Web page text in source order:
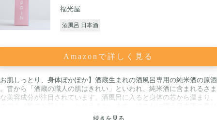
福光屋
酒風呂 日本酒
Amazonで詳しく見る
お肌しっとり、身体ぽかぽか】酒蔵生まれの酒風呂専用の純米酒の原
昔から「酒蔵の職人の肌はきれい」といわれ、純米酒に含まれるさ
な美容成分が注目されています。酒風呂に入ると身体の芯から温まり
ラックスでき、家族みんなで楽しめます。 / 【酒風呂のための入浴酒】
続きを見る